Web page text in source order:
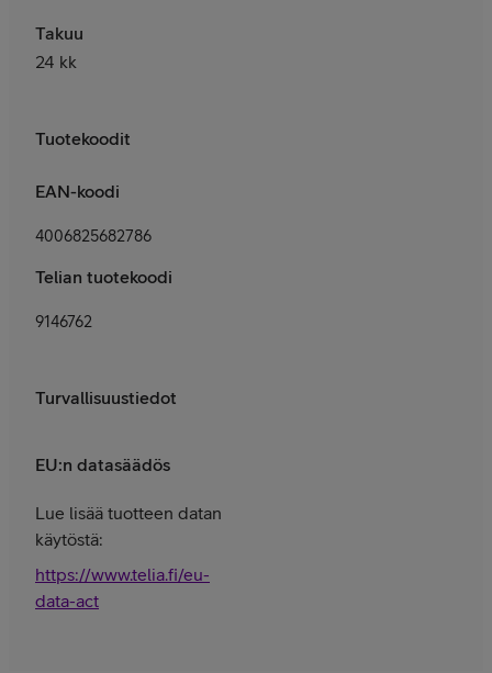
Takuu
24 kk
Tuotekoodit
EAN-koodi
4006825682786
Telian tuotekoodi
9146762
Turvallisuustiedot
EU:n datasäädös
Lue lisää tuotteen datan
käytöstä:
https://www.telia.fi/eu-
data-act